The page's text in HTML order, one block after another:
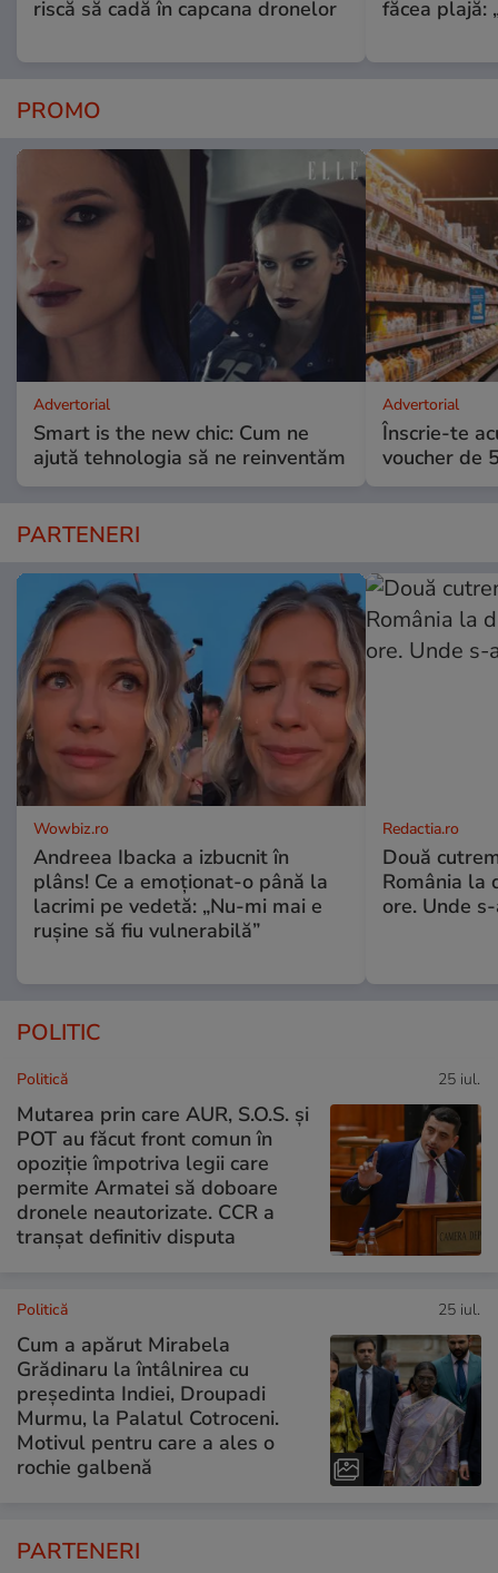
riscă să cadă în capcana dronelor făcea plajă:
PROMO
Advertorial
Smart is the new chic: Cum ne
ajută tehnologia să ne reinventăm
Advertorial
Înscrie-te
voucher de
PARTENERI
Wowbiz.ro
Andreea Ibacka a izbucnit în
plâns! Ce a emoționat-o până la
lacrimi pe vedetă: „Nu-mi mai e
rușine să fiu vulnerabilă”
Redactia.ro
Două
România la
ore. Unde
POLITIC
Politică 25 iul.
Mutarea prin care AUR, S.O.S. și
POT au făcut front comun în
opoziție împotriva legii care
permite Armatei să doboare
dronele neautorizate. CCR a
tranșat definitiv disputa
Politică 25 iul.
Cum a apărut Mirabela
Grădinaru la întâlnirea cu
președinta Indiei, Droupadi
Murmu, la Palatul Cotroceni.
Motivul pentru care a ales o
rochie galbenă
PARTENERI